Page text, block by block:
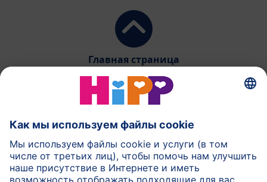
Главная страница
HiPP Молочное питание
HiPP Детское питание
HiPP Уход за кожей
HiPP Беременность